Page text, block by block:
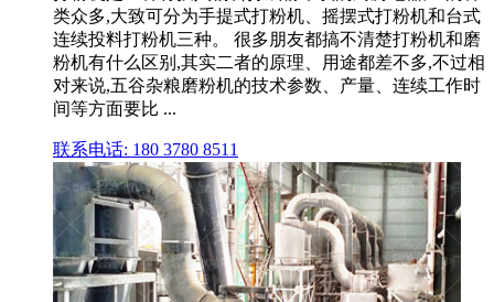
类众多,大致可分为手提式打粉机、摇摆式打粉机和台式
连续投料打粉机三种。 很多朋友都搞不清楚打粉机和磨
粉机有什么区别,其实二者的原理、用途都差不多,不过相
对来说,五谷杂粮磨粉机的技术参数、产量、连续工作时
间等方面要比 ...
联系电话: 180 3780 8511